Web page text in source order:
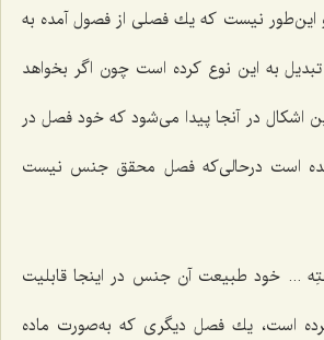
این‌طور نیست كه یك فصلى از فصول آمده به
به این نوع كرده است چون اگر بخواهد
اشكال در آنجا پیدا مى‌شود كه خود فصل در
است درحالى‌كه فصل محقق جنس نیست
... خود طبیعت آن جنس در اینجا قابلیت
است، یك فصل دیگرى كه به‌صورت ماده